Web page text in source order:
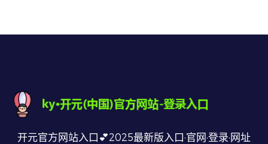
开元官方网站入口💕2025最新版入口·官网·登录·网址